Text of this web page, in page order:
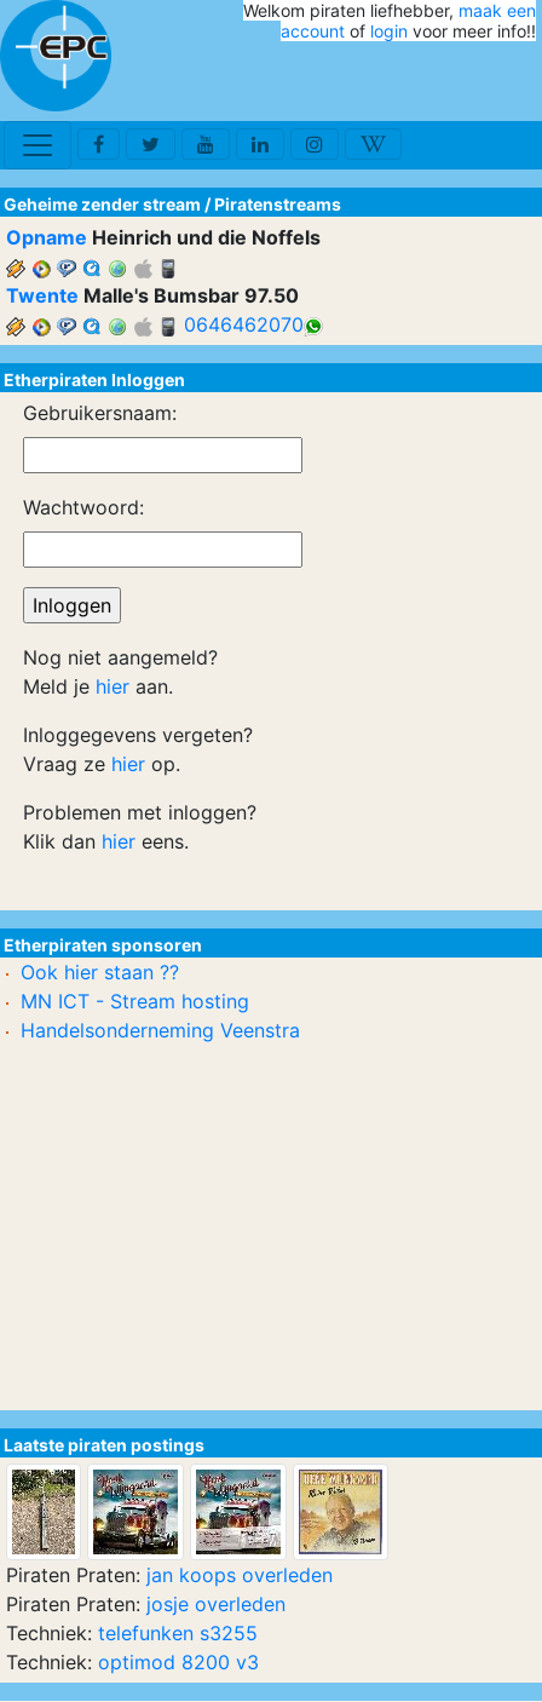
Welkom piraten liefhebber, maak een
account of login voor meer info!!
Geheime zender stream /Piratenstreams
Opname Heinrich und die Noffels
Twente Malle's Bumsbar 97.50
0646462070
Etherpiraten Inloggen
Gebruikersnaam:
Wachtwoord:
Nog niet aangemeld?
Meld je hier aan.
Inloggegevens vergeten?
Vraag ze hier op.
Problemen met inloggen?
Klik dan hier eens.
Etherpiraten sponsoren
Ook hier staan ??
MN ICT - Stream hosting
Handelsonderneming Veenstra
Laatste piraten postings
Piraten Praten: jan koops overleden
Piraten Praten: josje overleden
Techniek: telefunken s3255
Techniek: optimod 8200 v3